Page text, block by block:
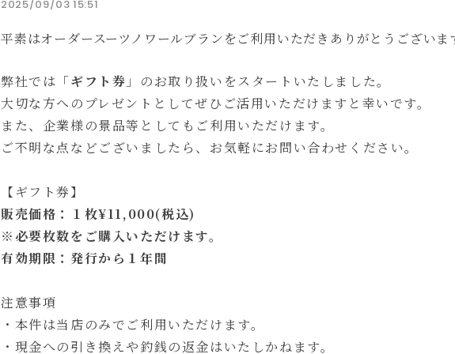
2025/09/03 15:51
平素はオーダースーツノワールブランをご利用いただきありがとうございま
弊社では「ギフト券 」のお取り扱いをスタートいたしました。
大切な方へのプレゼントとしてぜひご活用いただけますと幸いです。
また、企業様の景品等としてもご利用いただけます。
ご不明な点などございましたら、お気軽にお問い合わせください。
【ギフト券】
販売価格：１枚¥11,000(税込)
※必要枚数をご購入いただけます。
有効期限：発行から１年間
注意事項
・本件は当店のみでご利用いただけます。
・現金への引き換えや釣銭の返金はいたしかねます。